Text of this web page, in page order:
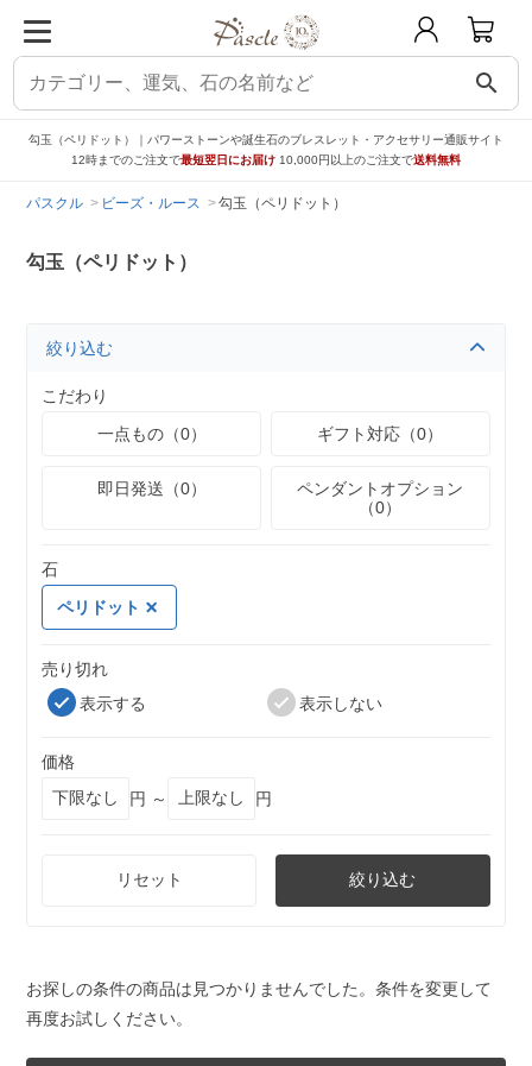
search
勾玉（ペリドット）｜パワーストーンや誕生石のブレスレット・アクセサリー通販サイト
12時までのご注文で最短翌日にお届け 10,000円以上のご注文で送料無料
パスクル ビーズ・ルース 勾玉（ペリドット）
勾玉（ペリドット）
絞り込む
こだわり
一点もの（0）
ギフト対応（0）
即日発送（0）
ペンダントオプション
（0）
石
ペリドット
売り切れ
表示する
表示しない
価格
円 ～
円
リセット 絞り込む
お探しの条件の商品は見つかりませんでした。条件を変更して
再度お試しください。